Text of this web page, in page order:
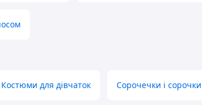
Костюми для дівчаток Сорочечки і